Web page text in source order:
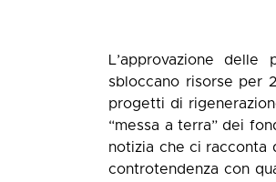
L’approvazione
sbloccano risorse per
progetti di
“messa a terra” dei
notizia che ci racconta
controtendenza con